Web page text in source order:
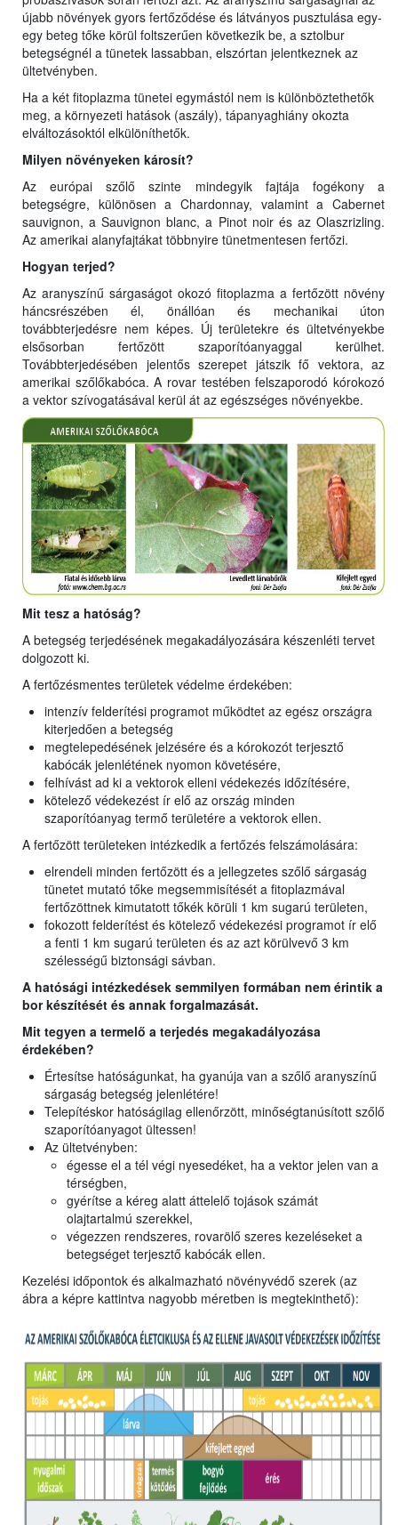
újabb növények gyors fertőződése és látványos pusztulása egy-
egy beteg tőke körül foltszerűen következik be, a sztolbur
betegségnél a tünetek lassabban, elszórtan jelentkeznek az
ültetvényben.
Ha a két fitoplazma tünetei egymástól nem is különböztethetők
meg, a környezeti hatások (aszály), tápanyaghiány okozta
elváltozásoktól elkülöníthetők.
Milyen növényeken károsít?
Az európai szőlő szinte mindegyik fajtája fogékony a
betegségre, különösen a Chardonnay, valamint a Cabernet
sauvignon, a Sauvignon blanc, a Pinot noir és az Olaszrizling.
Az amerikai alanyfajtákat többnyire tünetmentesen fertőzi.
Hogyan terjed?
Az aranyszínű sárgaságot okozó fitoplazma a fertőzött növény
háncsrészében él, önállóan és mechanikai úton
továbbterjedésre nem képes. Új területekre és ültetvényekbe
elsősorban fertőzött szaporítóanyaggal kerülhet.
Továbbterjedésében jelentős szerepet játszik fő vektora, az
amerikai szőlőkabóca. A rovar testében felszaporodó kórokozó
a vektor szívogatásával kerül át az egészséges növényekbe.
Mit tesz a hatóság?
A betegség terjedésének megakadályozására készenléti tervet
dolgozott ki.
A fertőzésmentes területek védelme érdekében:
intenzív felderítési programot működtet az egész országra
kiterjedően a betegség
megtelepedésének jelzésére és a kórokozót terjesztő
kabócák jelenlétének nyomon követésére,
felhívást ad ki a vektorok elleni védekezés időzítésére,
kötelező védekezést ír elő az ország minden
szaporítóanyag termő területére a vektorok ellen.
A fertőzött területeken intézkedik a fertőzés felszámolására:
elrendeli minden fertőzött és a jellegzetes szőlő sárgaság
tünetet mutató tőke megsemmisítését a fitoplazmával
fertőzöttnek kimutatott tőkék körüli 1 km sugarú területen,
fokozott felderítést és kötelező védekezési programot ír elő
a fenti 1 km sugarú területen és az azt körülvevő 3 km
szélességű biztonsági sávban.
A hatósági intézkedések semmilyen formában nem érintik a
bor készítését és annak forgalmazását.
Mit tegyen a termelő a terjedés megakadályozása
érdekében?
Értesítse hatóságunkat, ha gyanúja van a szőlő aranyszínű
sárgaság betegség jelenlétére!
Telepítéskor hatóságilag ellenőrzött, minőségtanúsított szőlő
szaporítóanyagot ültessen!
Az ültetvényben:
égesse el a tél végi nyesedéket, ha a vektor jelen van a
térségben,
gyérítse a kéreg alatt áttelelő tojások számát
olajtartalmú szerekkel,
végezzen rendszeres, rovarölő szeres kezeléseket a
betegséget terjesztő kabócák ellen.
Kezelési időpontok és alkalmazható növényvédő szerek (az
ábra a képre kattintva nagyobb méretben is megtekinthető):